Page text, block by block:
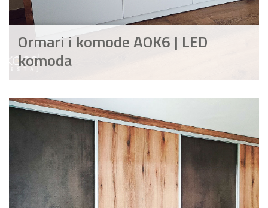
Ormari i komode AOK6 | LED
komoda